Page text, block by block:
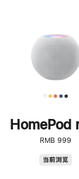
HomePod
RMB 999
当前浏览